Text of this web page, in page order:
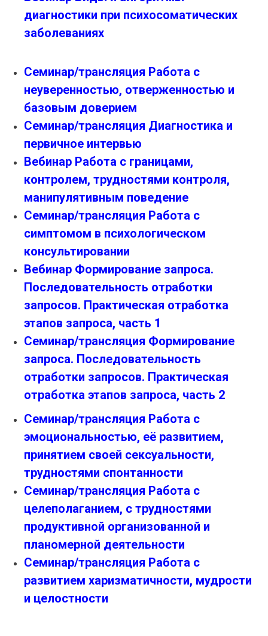
диагностики при психосоматических
заболеваниях
Семинар/трансляция Работа с
неуверенностью, отверженностью и
базовым доверием
Семинар/трансляция Диагностика и
первичное интервью
Вебинар Работа с границами,
контролем, трудностями контроля,
манипулятивным поведение
Семинар/трансляция Работа с
симптомом в психологическом
консультировании
Вебинар Формирование запроса.
Последовательность отработки
запросов. Практическая отработка
этапов запроса, часть 1
Семинар/трансляция Формирование
запроса. Последовательность
отработки запросов. Практическая
отработка этапов запроса, часть 2
Семинар/трансляция Работа с
эмоциональностью, её развитием,
принятием своей сексуальности,
трудностями спонтанности
Семинар/трансляция Работа с
целеполаганием, с трудностями
продуктивной организованной и
планомерной деятельности
Семинар/трансляция Работа с
развитием харизматичности, мудрости
и целостности